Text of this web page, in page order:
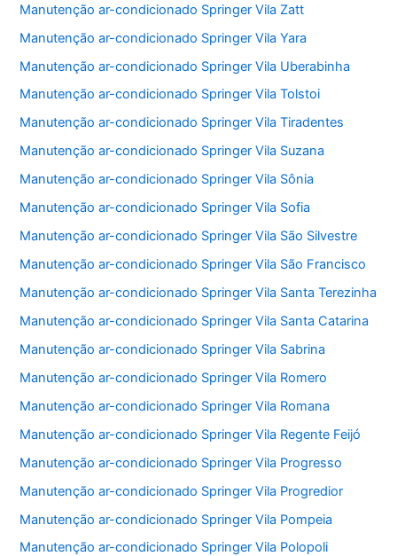
Manutenção ar-condicionado Springer Vila Zatt
Manutenção ar-condicionado Springer Vila Yara
Manutenção ar-condicionado Springer Vila Uberabinha
Manutenção ar-condicionado Springer Vila Tolstoi
Manutenção ar-condicionado Springer Vila Tiradentes
Manutenção ar-condicionado Springer Vila Suzana
Manutenção ar-condicionado Springer Vila Sônia
Manutenção ar-condicionado Springer Vila Sofia
Manutenção ar-condicionado Springer Vila São Silvestre
Manutenção ar-condicionado Springer Vila São Francisco
Manutenção ar-condicionado Springer Vila Santa Terezinha
Manutenção ar-condicionado Springer Vila Santa Catarina
Manutenção ar-condicionado Springer Vila Sabrina
Manutenção ar-condicionado Springer Vila Romero
Manutenção ar-condicionado Springer Vila Romana
Manutenção ar-condicionado Springer Vila Regente Feijó
Manutenção ar-condicionado Springer Vila Progresso
Manutenção ar-condicionado Springer Vila Progredior
Manutenção ar-condicionado Springer Vila Pompeia
Manutenção ar-condicionado Springer Vila Polopoli